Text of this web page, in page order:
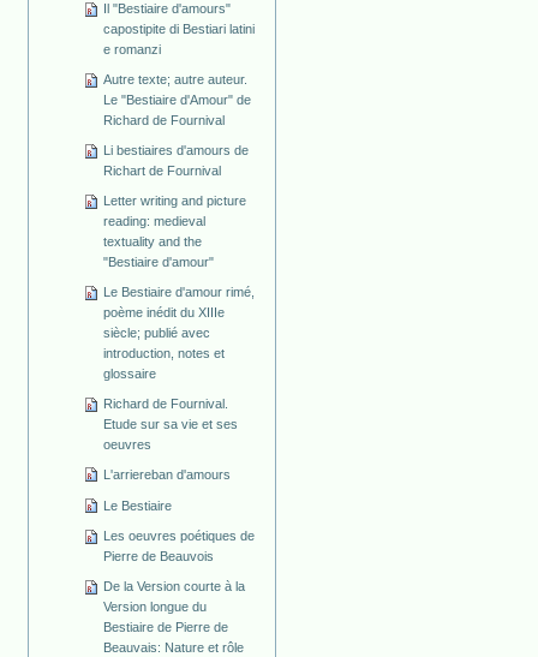
Il "Bestiaire d'amours"
capostipite di Bestiari latini
e romanzi
Autre texte; autre auteur.
Le "Bestiaire d'Amour" de
Richard de Fournival
Li bestiaires d'amours de
Richart de Fournival
Letter writing and picture
reading: medieval
textuality and the
"Bestiaire d'amour"
Le Bestiaire d'amour rimé,
poème inédit du XIIIe
siècle; publié avec
introduction, notes et
glossaire
Richard de Fournival.
Etude sur sa vie et ses
oeuvres
L'arriereban d'amours
Le Bestiaire
Les oeuvres poétiques de
Pierre de Beauvois
De la Version courte à la
Version longue du
Bestiaire de Pierre de
Beauvais: Nature et rôle